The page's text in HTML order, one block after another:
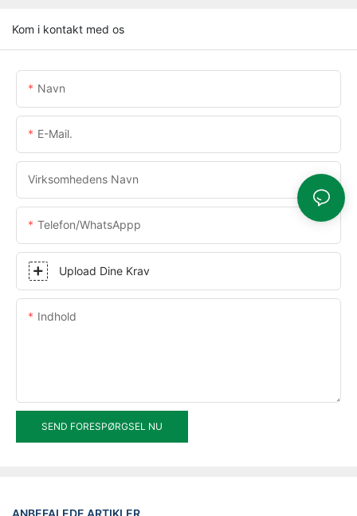
Kom i kontakt med os
Navn
E-Mail.
Virksomhedens Navn
Telefon/WhatsAppp
Upload Dine Krav
Indhold
SEND FORESPØRGSEL NU